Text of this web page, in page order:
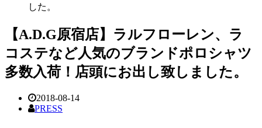
した。
【A.D.G原宿店】ラルフローレン、ラ
コステなど人気のブランドポロシャツ
多数入荷！店頭にお出し致しました。
2018-08-14
PRESS